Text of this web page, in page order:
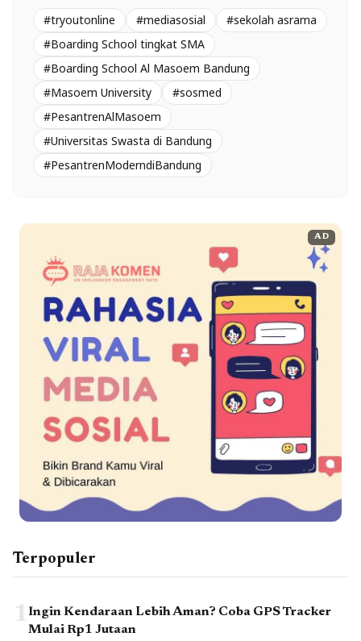
#tryoutonline #mediasosial
#sekolah asrama
#Boarding School tingkat SMA
#Boarding School Al Masoem Bandung
#Masoem University
#sosmed
#PesantrenAlMasoem
#Universitas Swasta di Bandung
#PesantrenModerndiBandung
AD
Terpopuler
1Ingin Kendaraan Lebih Aman? Coba GPS Tracker
Mulai Rp1 Jutaan